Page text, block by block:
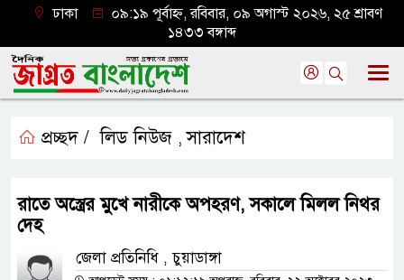
ঢাকা
০৯:১৯ পূর্বাহ্ন, রবিবার, ০৯ অগাস্ট ২০২৬, ২৫ শ্রাবণ
১৪৩৩ বঙ্গাব্দ
প্রচ্ছদ / লিড নিউজ ,সারাদেশ
রাতে অস্ত্রের মুখে নারীকে অপহরণ, সকালে মিলল নিথর
দেহ
জেলা প্রতিনিধি , চুয়াডাঙ্গা